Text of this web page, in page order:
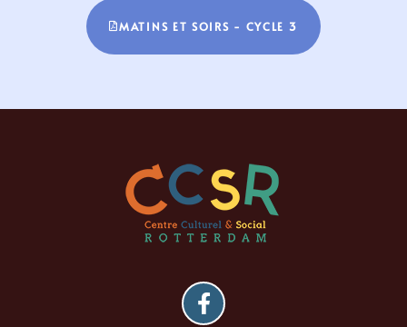
MATINS ET SOIRS - CYCLE 3